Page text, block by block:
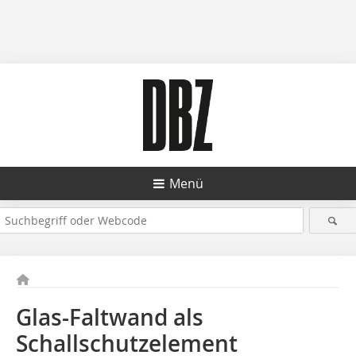
Menü
Glas-Faltwand als
Schallschutzelement